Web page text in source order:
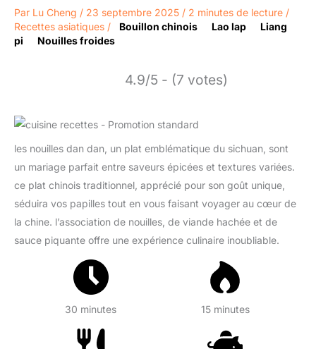
Par Lu Cheng / 23 septembre 2025 / 2 minutes de lecture /
Recettes asiatiques / Bouillon chinois Lao lap
Liang
pi
Nouilles froides
4.9/5 - (7 votes)
les nouilles dan dan, un plat emblématique du sichuan, sont
un mariage parfait entre saveurs épicées et textures variées.
ce plat chinois traditionnel, apprécié pour son goût unique,
séduira vos papilles tout en vous faisant voyager au cœur de
la chine. l’association de nouilles, de viande hachée et de
sauce piquante offre une expérience culinaire inoubliable.
30 minutes 15 minutes